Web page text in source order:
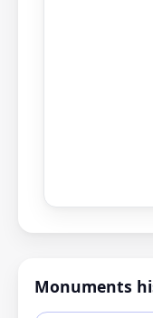
Monuments